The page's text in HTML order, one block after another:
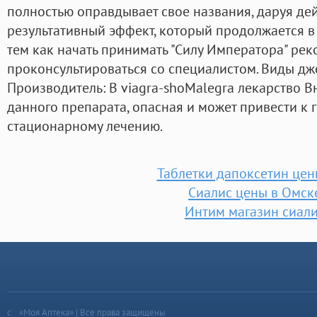
полностью оправдывает свое названия, даруя
результативный эффект, который продолжается
тем как начать принимать "Силу Императора"
проконсультироваться со специалистом. Виды
Производитель: В viagra-shoMalegra лекарство
данного препарата, опасная и может привести к
стационарному лечению.
Таблетки дапоксетин
Сиалис цены в
Интим магазин
«Моя Аптека» | Все права защищены